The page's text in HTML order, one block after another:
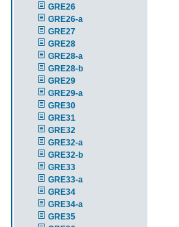
GRE26
GRE26-a
GRE27
GRE28
GRE28-a
GRE28-b
GRE29
GRE29-a
GRE30
GRE31
GRE32
GRE32-a
GRE32-b
GRE33
GRE33-a
GRE34
GRE34-a
GRE35